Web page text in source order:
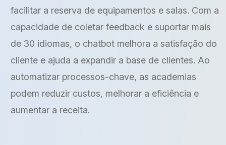
facilitar a reserva de equipamentos e salas. Com a
capacidade de coletar feedback e suportar mais
de 30 idiomas, o chatbot melhora a satisfação do
cliente e ajuda a expandir a base de clientes. Ao
automatizar processos-chave, as academias
podem reduzir custos, melhorar a eficiência e
aumentar a receita.